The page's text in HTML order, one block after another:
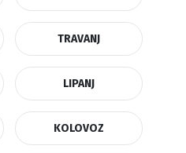
TRAVANJ
LIPANJ
KOLOVOZ